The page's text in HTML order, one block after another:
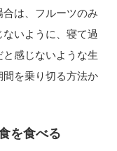
は、フルーツのみ
いように、寝て過
感じないような生
を乗り切る方法か
を食べる